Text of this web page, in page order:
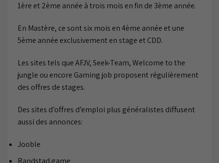
1ère et 2ème année à trois mois en fin de 3ème année.
En Mastère, ce sont six mois en 4ème année et une
5ème année exclusivement en stage et CDD.
Les sites tels que AFJV, Seek-Team, Welcome to the
jungle ou encore Gaming job proposent régulièrement
des offres de stages.
Des sites d’offres d’emploi plus généralistes diffusent
aussi des annonces:
Jooble
Randstad.game